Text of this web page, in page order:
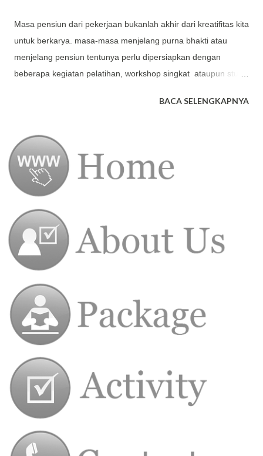
Masa pensiun dari pekerjaan bukanlah akhir dari kreatifitas kita
untuk berkarya. masa-masa menjelang purna bhakti atau
menjelang pensiun tentunya perlu dipersiapkan dengan
beberapa kegiatan pelatihan, workshop singkat ataupun study
motivasi kepada karyawan yang akan mengakhiri masa
BACA SELENGKAPNYA